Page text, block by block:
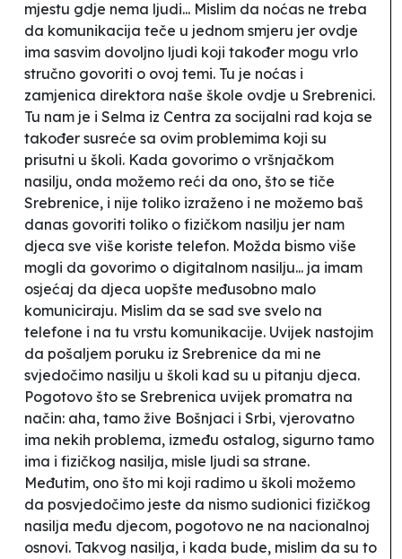
mjestu gdje nema ljudi... Mislim da noćas ne treba
da komunikacija teče u jednom smjeru jer ovdje
ima sasvim dovoljno ljudi koji također mogu vrlo
stručno govoriti o ovoj temi. Tu je noćas i
zamjenica direktora naše škole ovdje u Srebrenici.
Tu nam je i Selma iz Centra za socijalni rad koja se
također susreće sa ovim problemima koji su
prisutni u školi. Kada govorimo o vršnjačkom
nasilju, onda možemo reći da ono, što se tiče
Srebrenice, i nije toliko izraženo i ne možemo baš
danas govoriti toliko o fizičkom nasilju jer nam
djeca sve više koriste telefon. Možda bismo više
mogli da govorimo o digitalnom nasilju... ja imam
osjećaj da djeca uopšte međusobno malo
komuniciraju. Mislim da se sad sve svelo na
telefone i na tu vrstu komunikacije. Uvijek nastojim
da pošaljem poruku iz Srebrenice da mi ne
svjedočimo nasilju u školi kad su u pitanju djeca.
Pogotovo što se Srebrenica uvijek promatra na
način: aha, tamo žive Bošnjaci i Srbi, vjerovatno
ima nekih problema, između ostalog, sigurno tamo
ima i fizičkog nasilja, misle ljudi sa strane.
Međutim, ono što mi koji radimo u školi možemo
da posvjedočimo jeste da nismo sudionici fizičkog
nasilja među djecom, pogotovo ne na nacionalnoj
osnovi. Takvog nasilja, i kada bude, mislim da su to